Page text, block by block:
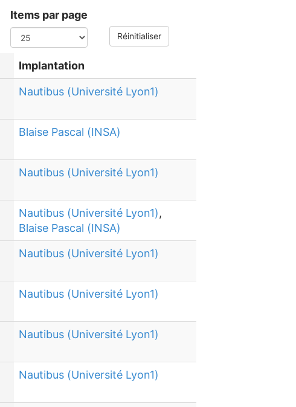
Items par page
Réinitialiser
Implantation
Nautibus (Université Lyon1)
Blaise Pascal (INSA)
Nautibus (Université Lyon1)
Nautibus (Université Lyon1),
Blaise Pascal (INSA)
Nautibus (Université Lyon1)
Nautibus (Université Lyon1)
Nautibus (Université Lyon1)
Nautibus (Université Lyon1)